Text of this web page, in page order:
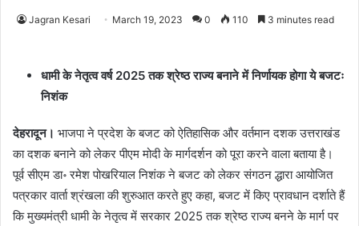
Jagran Kesari March 19, 2023 0 110 3 minutes read
धामी के नेतृत्व वर्ष 2025 तक श्रेष्ठ राज्य बनाने में निर्णायक होगा ये बजटः
निशंक
देहरादून। भाजपा ने प्रदेश के बजट को ऐतिहासिक और वर्तमान दशक उत्तराखंड
का दशक बनाने को लेकर पीएम मोदी के मार्गदर्शन को पूरा करने वाला बताया है।
पूर्व सीएम डा॰ रमेश पोखरियाल निशंक ने बजट को लेकर संगठन द्धारा आयोजित
पत्रकार वार्ता श्रंखला की शुरुआत करते हुए कहा, बजट में किए प्रावधान दर्शाते हैं
कि मुख्यमंत्री धामी के नेतृत्व में सरकार 2025 तक श्रेष्ठ राज्य बनने के मार्ग पर